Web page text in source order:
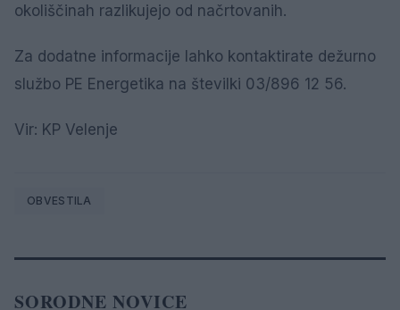
okoliščinah razlikujejo od načrtovanih.
Za dodatne informacije lahko kontaktirate dežurno
službo PE Energetika na številki 03/896 12 56.
Vir: KP Velenje
OBVESTILA
SORODNE NOVICE